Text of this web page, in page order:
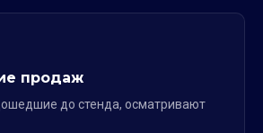
продаж
до стенда, осматривают